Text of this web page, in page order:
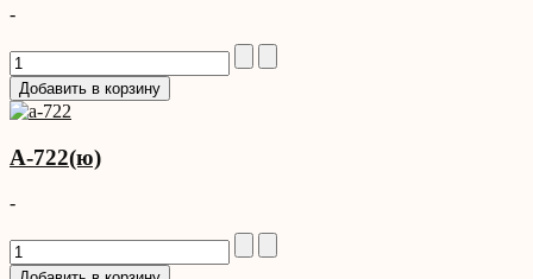
-
A-722(ю)
-